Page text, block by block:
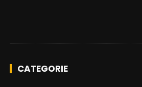
CATEGORIE